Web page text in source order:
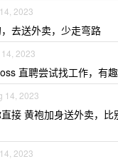
2023
去送外卖，少走弯路
2023
直聘尝试找工作，有
14, 2023
接 黄袍加身送外卖，比
2023